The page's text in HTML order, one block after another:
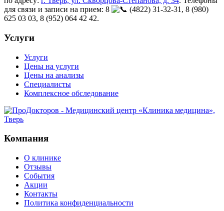
для связи и записи на прием: 8
(4822) 31-32-31, 8 (980)
625 03 03, 8 (952) 064 42 42.
Услуги
Услуги
Цены на услуги
Цены на анализы
Специалисты
Комплексное обследование
Компания
О клинике
Отзывы
События
Акции
Контакты
Политика конфиденциальности